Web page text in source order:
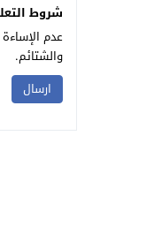
شروط
عدم
والشتائم.